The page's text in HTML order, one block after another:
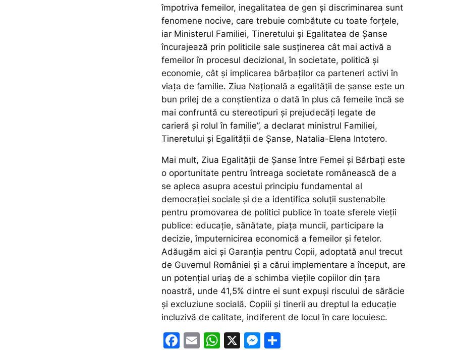
împotriva femeilor, inegalitatea de gen şi discriminarea sunt
fenomene nocive, care trebuie combătute cu toate forţele,
iar Ministerul Familiei, Tineretului și Egalitatea de Șanse
încurajează prin politicile sale susţinerea cât mai activă a
femeilor în procesul decizional, în societate, politică şi
economie, cât şi implicarea bărbaţilor ca parteneri activi în
viaţa de familie. Ziua Naţională a egalităţii de şanse este un
bun prilej de a conştientiza o dată în plus că femeile încă se
mai confruntă cu stereotipuri şi prejudecăţi legate de
carieră şi rolul în familie”, a declarat ministrul Familiei,
Tineretului și Egalității de Șanse, Natalia-Elena Intotero.
Mai mult, Ziua Egalității de Șanse între Femei și Bărbați este
o oportunitate pentru întreaga societate românească de a
se apleca asupra acestui principiu fundamental al
democrației sociale și de a identifica soluții sustenabile
pentru promovarea de politici publice în toate sferele vieții
publice: educație, sănătate, piața muncii, participare la
decizie, împuternicirea economică a femeilor și fetelor.
Adăugăm aici și Garanția pentru Copii, adoptată anul trecut
de Guvernul României și a cărui implementare a început, are
un potențial uriaș de a schimba viețile copiilor din țara
noastră, unde 41,5% dintre ei sunt expuși riscului de sărăcie
și excluziune socială. Copiii și tinerii au dreptul la educație
incluzivă de calitate, indiferent de locul în care locuiesc.
F
E
W X
M